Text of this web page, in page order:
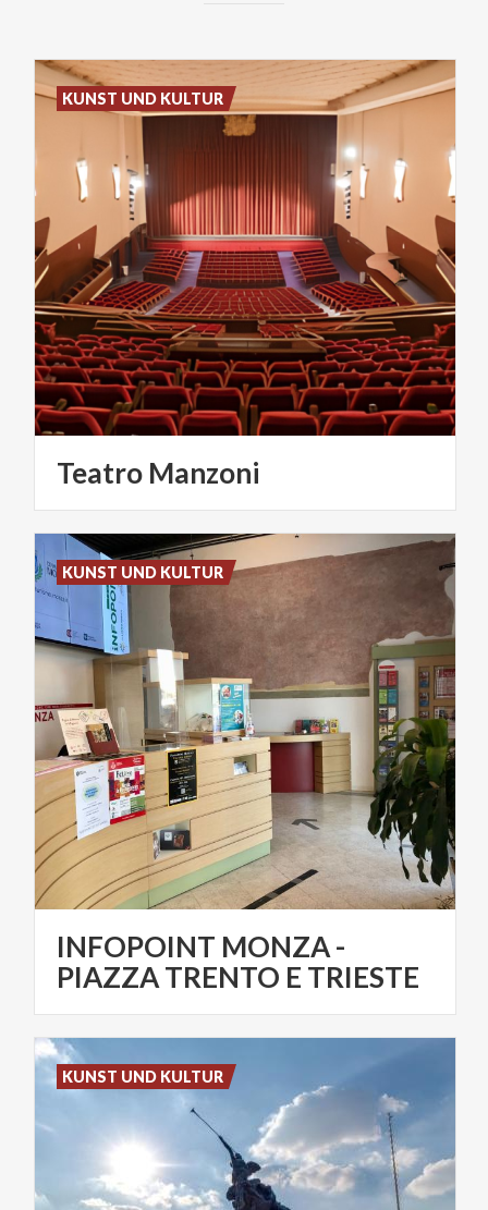
Teatro Manzoni
KUNST UND KULTUR
INFOPOINT MONZA -
PIAZZA TRENTO E TRIESTE
KUNST UND KULTUR
KUNST UND KULTUR